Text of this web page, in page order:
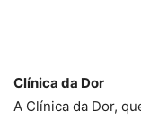
Clínica da Dor
A Clínica da Dor,